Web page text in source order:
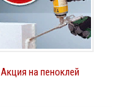
Акция на пеноклей